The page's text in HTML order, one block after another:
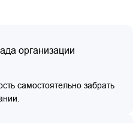
организации
самостоятельно забрать